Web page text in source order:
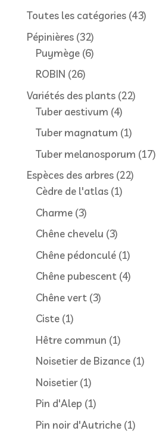
Toutes les catégories 4343
Pépinières 3232
produits
Puymège 66
ROBIN 2626
produits
Variétés des plants 2222
Tuber aestivum 44
produits
Tuber magnatum 11
produit
Tuber melanosporum 1717
Espèces des arbres 2222
Cèdre de l'atlas 11
Charme 33
produits
Chêne chevelu 33
produits
Chêne pédonculé 11
produit
Chêne pubescent 44
Chêne vert 33
Ciste 11
Hêtre commun 11
produit
Noisetier de Bizance 11
Noisetier 11
produit
Pin d'Alep 11
produit
Pin noir d'Autriche 11